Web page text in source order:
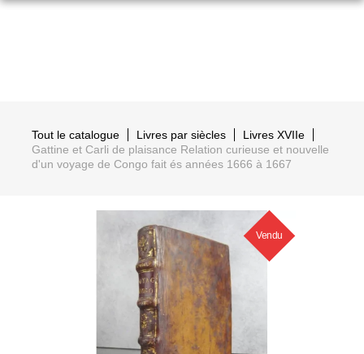
Tout le catalogue Livres par siècles
Livres XVIIe
Gattine et Carli de plaisance Relation curieuse et nouvelle
d'un voyage de Congo fait és années 1666 à 1667
Vendu